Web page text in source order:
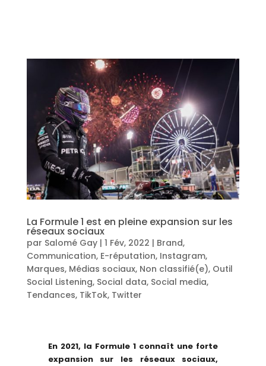
La Formule 1 est en pleine expansion sur les
réseaux sociaux
par Salomé Gay| 1 Fév, 2022 | Brand,
Communication, E-réputation, Instagram,
Marques, Médias sociaux, Non classifié(e), Outil
Social Listening, Social data, Social media,
Tendances, TikTok, Twitter
En 2021, la Formule 1 connaît une forte
expansion sur les réseaux sociaux,